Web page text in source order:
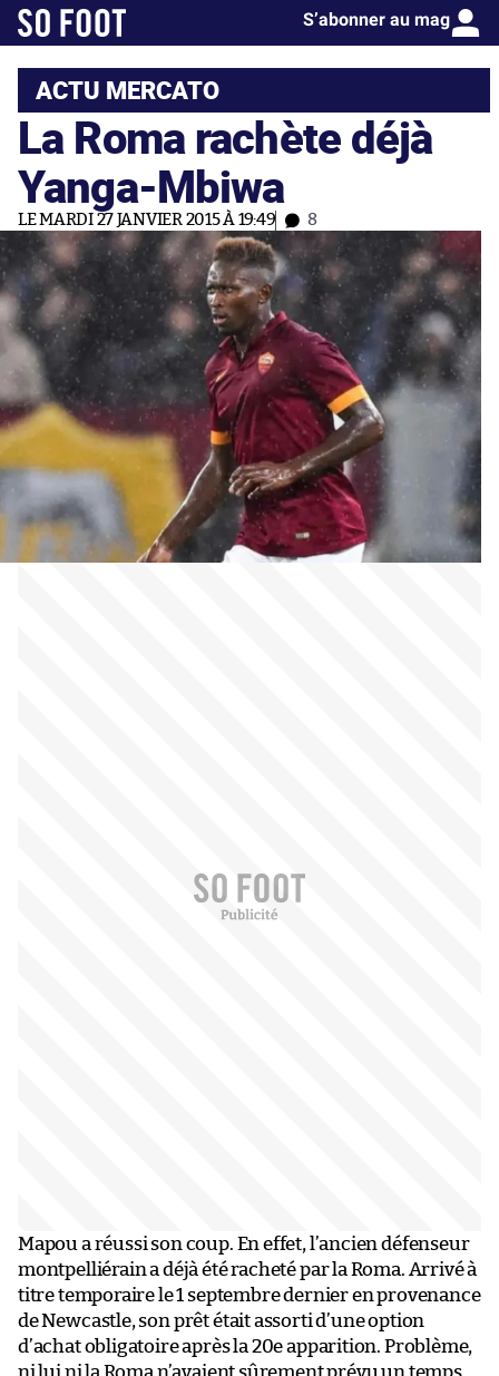
S’abonner au mag
ACTU MERCATO
La Roma rachète déjà
Yanga-Mbiwa
LE MARDI 27 JANVIER 2015 À 19:49 8
Mapou a réussi son coup. En effet, l’ancien défenseur
montpelliérain a déjà été racheté par la Roma. Arrivé à
titre temporaire le 1 septembre dernier en provenance
de Newcastle, son prêt était assorti d’une option
d’achat obligatoire après la 20e apparition. Problème,
ni lui ni la Roma n’avaient sûrement prévu un temps